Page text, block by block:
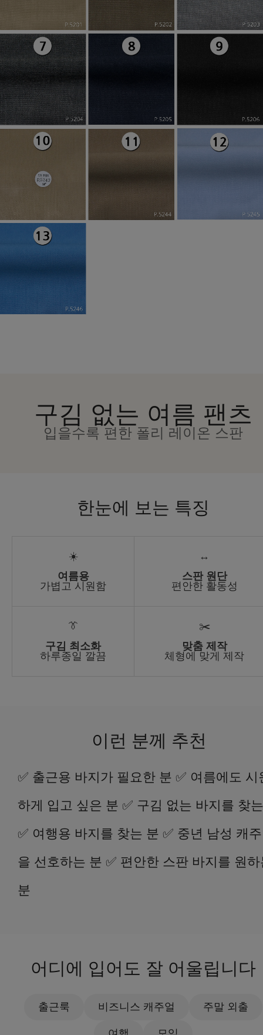
구김 없는 여름 팬츠
입을수록 편한 폴리 레이온 스판
한눈에 보는 특징
☀️
여름용
가볍고 시원함
↔️
스판 원단
편안한 활동성
👔
구김 최소화
하루종일 깔끔
✂️
맞춤 제작
체형에 맞게 제작
이런 분께 추천
✅ 출근용 바지가 필요한 분 ✅ 여름에도 시
하게 입고 싶은 분 ✅ 구김 없는 바지를 찾
✅ 여행용 바지를 찾는 분 ✅ 중년 남성 캐
을 선호하는 분 ✅ 편안한 스판 바지를 원하
분
어디에 입어도 잘 어울립니다
출근룩 비즈니스 캐주얼 주말 외출